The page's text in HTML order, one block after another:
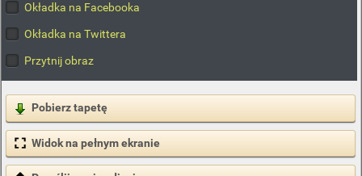
Okładka na Facebooka
Okładka na Twittera
Przytnij obraz
Pobierz tapetę
Widok na pełnym ekranie